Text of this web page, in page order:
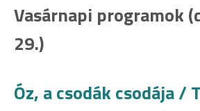
Vasárnapi programok
29.)
Óz, a csodák csodája /